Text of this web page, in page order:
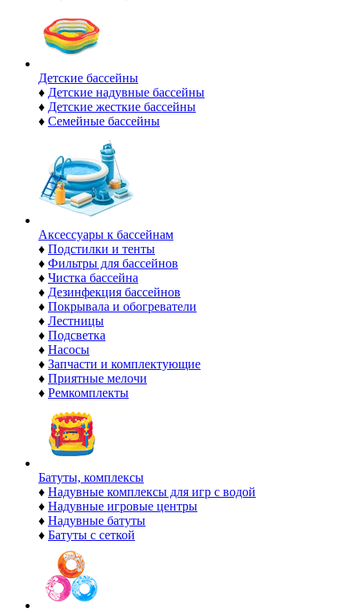
Детские бассейны
♦ Детские надувные бассейны
♦ Детские жесткие бассейны
♦ Семейные бассейны
Аксессуары к бассейнам
♦ Подстилки и тенты
♦ Фильтры для бассейнов
♦ Чистка бассейна
♦ Дезинфекция бассейнов
♦ Покрывала и обогреватели
♦ Лестницы
♦ Подсветка
♦ Насосы
♦ Запчасти и комплектующие
♦ Приятные мелочи
♦ Ремкомплекты
Батуты, комплексы
♦ Надувные комплексы для игр с водой
♦ Надувные игровые центры
♦ Надувные батуты
♦ Батуты с сеткой